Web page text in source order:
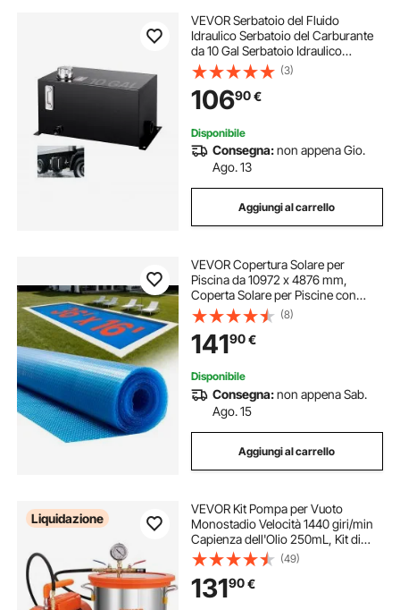
VEVOR Serbatoio del Fluido
Idraulico Serbatoio del Carburante
da 10 Gal Serbatoio Idraulico
Serbatoio Idraulico con Indicatore di
Temperatura del Filtro Tappo di
Sfiato per Trattori e Camion
(3)
10690€
Disponibile
Consegna:non appena Gio.
Ago. 13
Aggiungi al carrello
VEVOR Copertura Solare per
Piscina da 10972 x 4876 mm,
Coperta Solare per Piscine con
Doppio Strato d'Aria Termoisolante
per Piscine, Assorbimento del
Calore Diurno, Ritenzione del
Calore Notturno
(8)
14190€
Disponibile
Consegna:non appena Sab.
Ago. 15
Aggiungi al carrello
Liquidazione
VEVOR Kit Pompa per Vuoto
Monostadio Velocità 1440 giri/min
Capienza dell'Olio 250mL, Kit di
Pompa con Camera Vuoto
Coperchio Vetro Potenza 150W
Dimensioni 29 x 12 x 22 cm
Spostamento d'Aria 100L/min
(49)
13190€